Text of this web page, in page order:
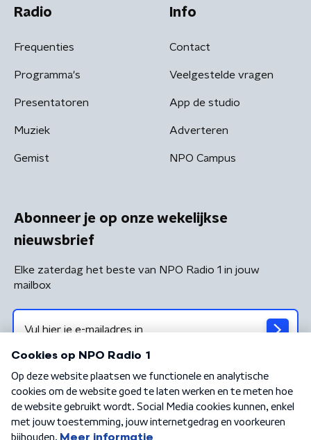
Radio
Frequenties
Programma's
Presentatoren
Muziek
Gemist
Info
Contact
Veelgestelde vragen
App de studio
Adverteren
NPO Campus
Abonneer je op onze wekelijkse
nieuwsbrief
Elke zaterdag het beste van NPO Radio 1 in jouw
mailbox
Algemene voorwaarden Privacybeleid